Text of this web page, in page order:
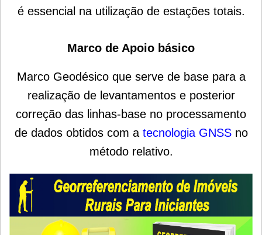
é essencial na utilização de estações totais.
Marco de Apoio básico
Marco Geodésico que serve de base para a
realização de levantamentos e posterior
correção das linhas-base no processamento
de dados obtidos com a tecnologia GNSSno
método relativo.